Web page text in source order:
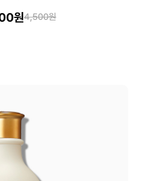
원4,500원